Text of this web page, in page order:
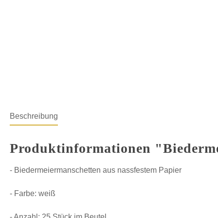
Beschreibung
Produktinformationen
- Biedermeiermanschetten aus nassfestem Papier
- Farbe: weiß